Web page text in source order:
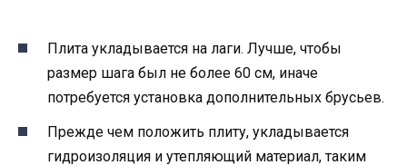
Плита укладывается на лаги. Лучше, чтобы
размер шага был не более 60 см, иначе
потребуется установка дополнительных брусьев.
Прежде чем положить плиту, укладывается
гидроизоляция и утепляющий материал, таким